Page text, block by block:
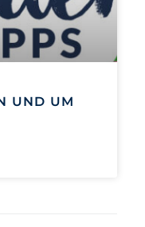
UND UM